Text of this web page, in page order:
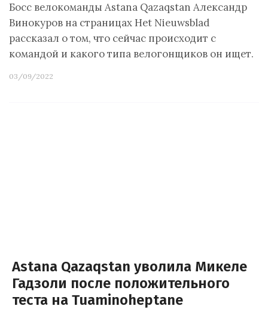
Босс велокоманды Astana Qazaqstan Александр
Винокуров на страницах Het Nieuwsblad
рассказал о том, что сейчас происходит с
командой и какого типа велогонщиков он ищет.
03/09/2022
Astana Qazaqstan уволила Микеле
Гадзоли после положительного
теста на Tuaminoheptane